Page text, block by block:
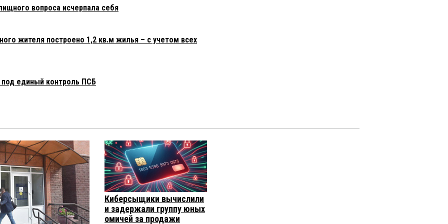
вопроса исчерпала себя
жителя построено 1,2 кв.м жилья – с учетом всех
единый контроль ПСБ
Киберсыщики вычислили
и задержали группу юных
омичей за продажи